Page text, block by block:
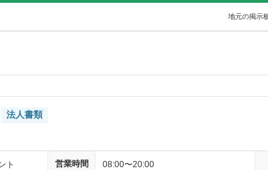
地元の掲示
法人書類
ト 営業時間
08:00〜20:00